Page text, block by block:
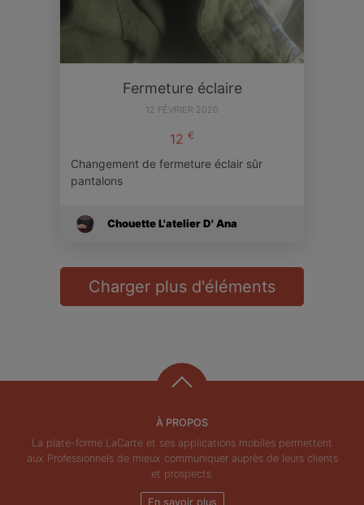
Fermeture éclaire
12 FÉVRIER 2020
12 €
Changement de fermeture éclair sûr
pantalons
Chouette L'atelier D' Ana
Charger plus d'éléments
À PROPOS
La plate-forme LaCarte et ses applications mobiles permettent
aux Professionnels de mieux communiquer auprès de leurs clients
et prospects.
En savoir plus